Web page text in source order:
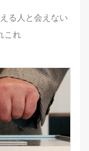
る人と会えない
これ